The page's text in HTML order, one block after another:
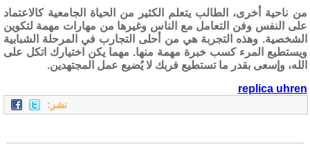
من ناحية أخرى، الطالب يتعلم الكثير من الحياة الجامعية كالاعتماد
على النفس وفن التعامل مع الناس وغيرها من مهارات مهمة لتكوين
الشخصية. وهذه التجربة هي من أحلى التجارب في المرحلة الشبابية
ويستطيع المرء كسب خبرة مهمة منها. مهما يكن اختيارك اتكل على
الله، وإسعى بقدر ما تستطيع فربك لا يُضيع عمل المجتهدين.
replica uhren
نشر: